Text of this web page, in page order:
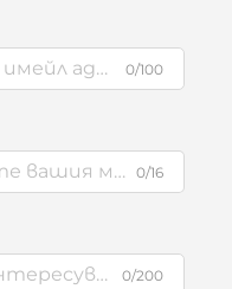
0/100
0/16
0/200